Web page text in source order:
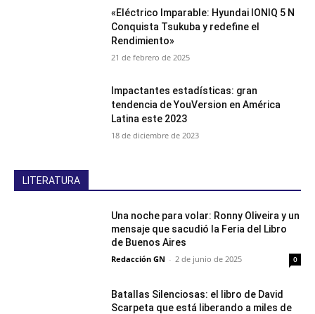
«Eléctrico Imparable: Hyundai IONIQ 5 N
Conquista Tsukuba y redefine el
Rendimiento»
21 de febrero de 2025
Impactantes estadísticas: gran
tendencia de YouVersion en América
Latina este 2023
18 de diciembre de 2023
LITERATURA
Una noche para volar: Ronny Oliveira y un
mensaje que sacudió la Feria del Libro
de Buenos Aires
Redacción GN - 2 de junio de 2025 0
Batallas Silenciosas: el libro de David
Scarpeta que está liberando a miles de